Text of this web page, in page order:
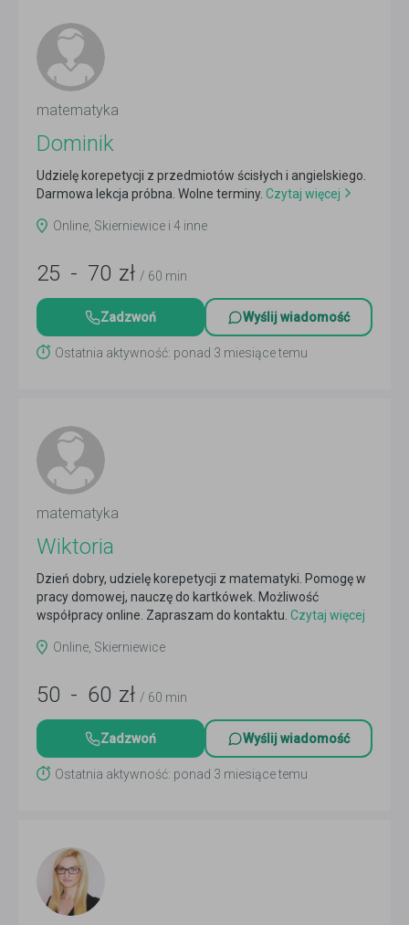
matematyka
Dominik
Udzielę korepetycji z przedmiotów ścisłych i angielskiego.
Darmowa lekcja próbna. Wolne terminy. Czytaj więcej
Online, Skierniewice i 4 inne
25 - 70 zł / 60 min
Zadzwoń Wyślij wiadomość
Ostatnia aktywność: ponad 3 miesiące temu
matematyka
Wiktoria
Dzień dobry, udzielę korepetycji z matematyki. Pomogę w
pracy domowej, nauczę do kartkówek. Możliwość
współpracy online. Zapraszam do kontaktu. Czytaj więcej
Online, Skierniewice
50 - 60 zł / 60 min
Zadzwoń Wyślij wiadomość
Ostatnia aktywność: ponad 3 miesiące temu